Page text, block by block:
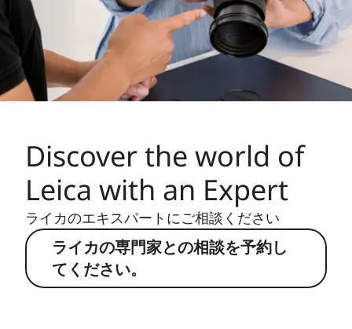
Discover the world of
Leica with an Expert
ライカのエキスパートにご相談ください
ライカの専門家との相談を予約し
てください。